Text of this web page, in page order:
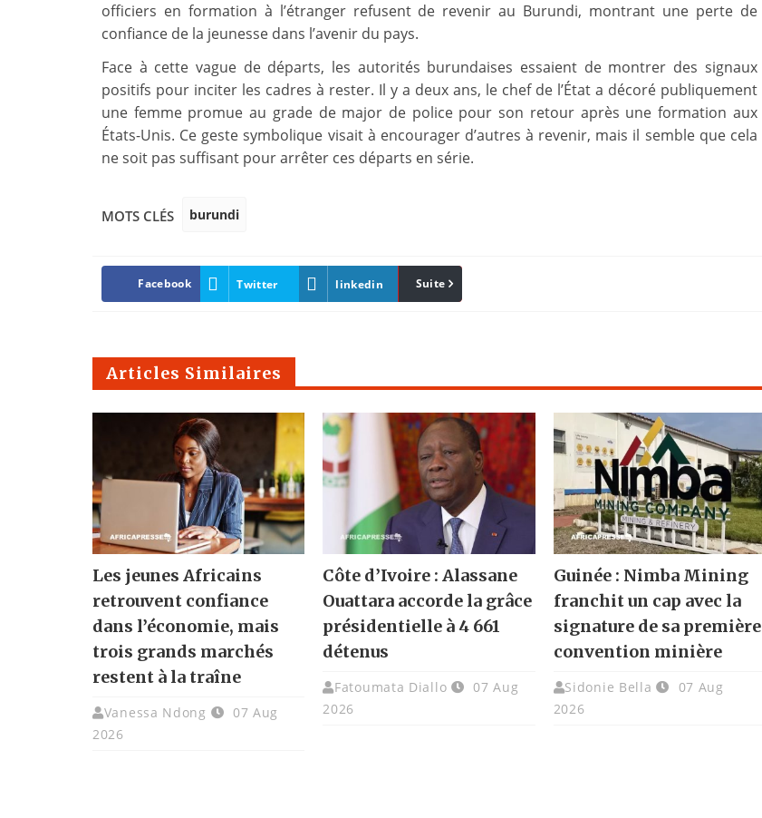
officiers en formation à l’étranger refusent de revenir au Burundi, montrant une perte de
confiance de la jeunesse dans l’avenir du pays.
Face à cette vague de départs, les autorités burundaises essaient de montrer des signaux
positifs pour inciter les cadres à rester. Il y a deux ans, le chef de l’État a décoré publiquement
une femme promue au grade de major de police pour son retour après une formation aux
États-Unis. Ce geste symbolique visait à encourager d’autres à revenir, mais il semble que cela
ne soit pas suffisant pour arrêter ces départs en série.
MOTS CLÉS burundi
Facebook Twitter linkedin Pinterest
Suite
Articles Similaires
Les jeunes Africains
retrouvent confiance
dans l’économie, mais
trois grands marchés
restent à la traîne
Vanessa Ndong
07 Aug
2026
Côte d’Ivoire : Alassane
Ouattara accorde la grâce
présidentielle à 4 661
détenus
Fatoumata Diallo
07 Aug
2026
Guinée : Nimba Mining
franchit un cap avec la
signature de sa première
convention minière
Sidonie Bella
07 Aug
2026